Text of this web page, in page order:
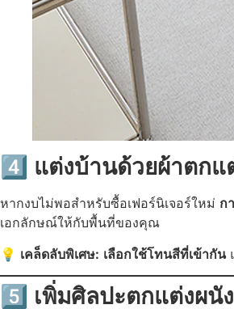
4️⃣ แต่งบ้านด้วยผ้าตกแ
หากงบไม่พอสำหรับซื้อเฟอร์นิเจอร์ใหม่ ก
เอกลักษณ์ให้กับพื้นที่ของคุณ
💡 เคล็ดลับพิเศษ: เลือกใช้โทนสีที่เข้ากัน
5️⃣ เพิ่มศิลปะตกแต่งผนั